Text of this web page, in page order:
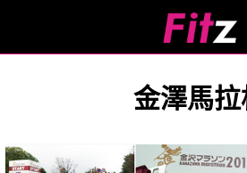
金澤馬拉